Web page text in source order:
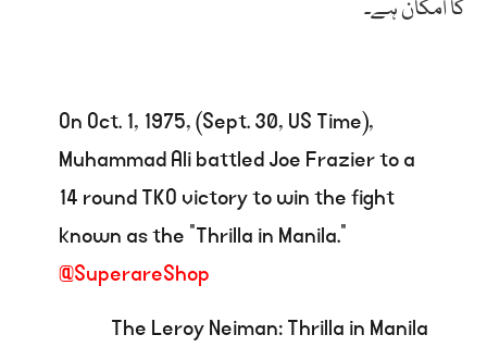
کا امکان ہے۔
On Oct. 1, 1975, (Sept. 30, US Time),
Muhammad Ali battled Joe Frazier to a
14 round TKO victory to win the fight
known as the “Thrilla in Manila.”
@SuperareShop
The Leroy Neiman: Thrilla in Manila